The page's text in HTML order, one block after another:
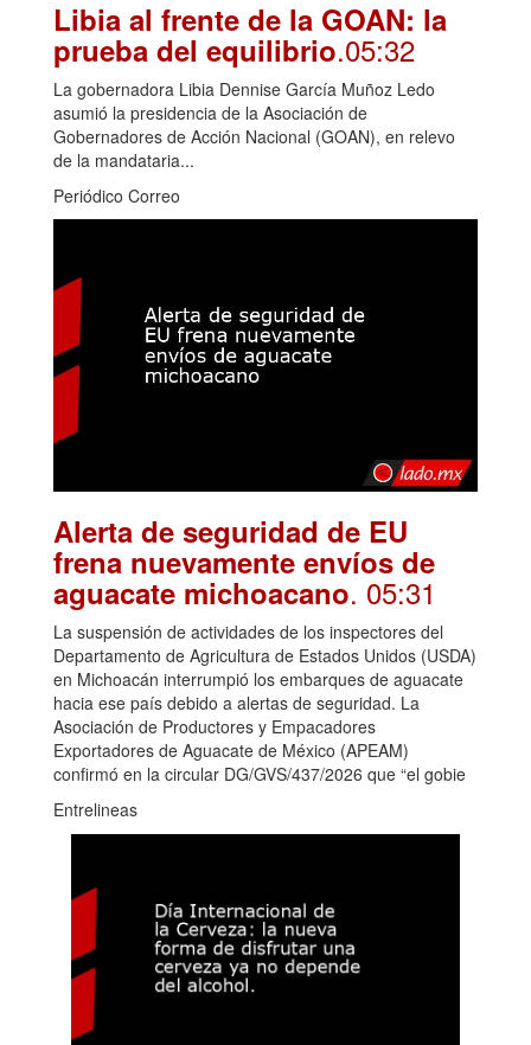
Libia al frente de la GOAN: la
prueba del equilibrio.05:32
La gobernadora Libia Dennise García Muñoz Ledo
asumió la presidencia de la Asociación de
Gobernadores de Acción Nacional (GOAN), en relevo
de la mandataria...
Periódico Correo
Alerta de seguridad de EU
frena nuevamente envíos de
aguacate michoacano. 05:31
La suspensión de actividades de los inspectores del
Departamento de Agricultura de Estados Unidos (USDA)
en Michoacán interrumpió los embarques de aguacate
hacia ese país debido a alertas de seguridad. La
Asociación de Productores y Empacadores
Exportadores de Aguacate de México (APEAM)
confirmó en la circular DG/GVS/437/2026 que “el gobie
Entrelineas